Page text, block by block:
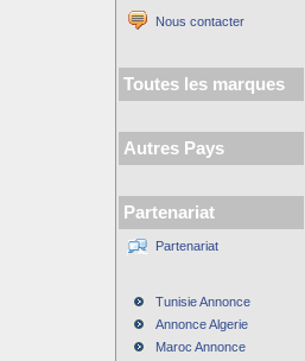
Nous contacter
Toutes les marques
Autres Pays
Partenariat
Partenariat
Tunisie Annonce
Annonce Algerie
Maroc Annonce